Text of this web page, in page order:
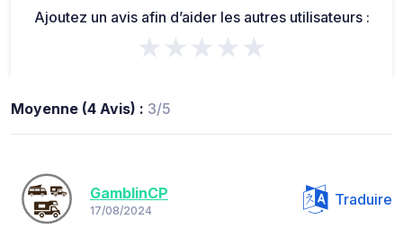
Ajoutez un avis afin d’aider les autres utilisateurs :
★★★★★
Moyenne (4 Avis) : 3/5
GamblinCP
17/08/2024
Traduire